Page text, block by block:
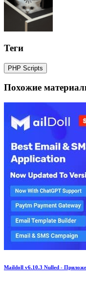
Теги
PHP Scripts
Похожие
Maildoll v6.10.3 Nulled -